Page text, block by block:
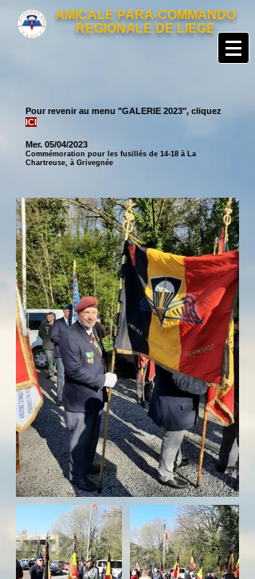
AMICALE PARA-COMMANDO
REGIONALE DE LIEGE
Pour revenir au menu "GALERIE 2023", cliquez
ICI
Mer. 05/04/2023
Commémoration pour les fusillés de 14-18 à La
Chartreuse, à Grivegnée